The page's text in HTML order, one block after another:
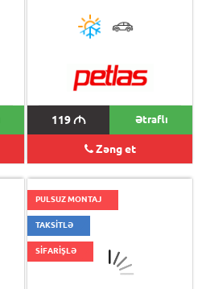
119M Ətraflı
Zəng et
PULSUZ MONTAJ
TAKSİTLƏ
SİFARİŞLƏ